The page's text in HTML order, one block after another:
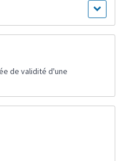
de validité d'une